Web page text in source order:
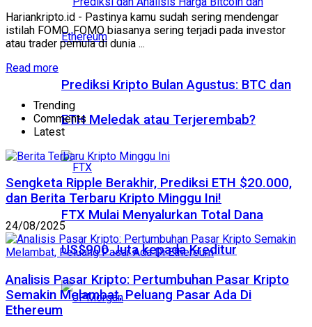
Prediksi Kripto Bulan Agustus: BTC dan
ETH Meledak atau Terjerembab?
FTX Mulai Menyalurkan Total Dana
US$900 Juta kepada Kreditur
Hariankripto.id - Pastinya kamu sudah sering mendengar
istilah FOMO. FOMO biasanya sering terjadi pada investor
atau trader pemula di dunia ...
Read more
Trending
Comments
Latest
Sengketa Ripple Berakhir, Prediksi ETH $20.000,
dan Berita Terbaru Kripto Minggu Ini!
24/08/2025
Analisis Pasar Kripto: Pertumbuhan Pasar Kripto
Semakin Melambat, Peluang Pasar Ada Di
Ethereum